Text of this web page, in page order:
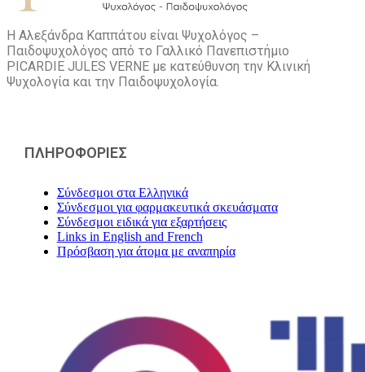
Η Αλεξάνδρα Καππάτου είναι Ψυχολόγος –
Παιδοψυχολόγος από το Γαλλικό Πανεπιστήμιο
PICARDIE JULES VERNE με κατεύθυνση την Kλινική
Ψυχολογία και την Παιδοψυχολογία.
ΠΛΗΡΟΦΟΡΙΕΣ
Σύνδεσμοι στα Ελληνικά
Σύνδεσμοι για φαρμακευτικά σκευάσματα
Σύνδεσμοι ειδικά για εξαρτήσεις
Links in English and French
Πρόσβαση για άτομα με αναπηρία